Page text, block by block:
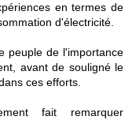
en termes de
d'électricité.
peuple de l'importance
avant de souligné le
ces efforts.
fait remarquer